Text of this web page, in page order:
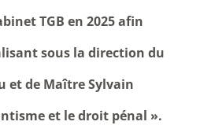
TGB en 2025 afin
sous la direction du
et de Maître Sylvain
et le droit pénal ».